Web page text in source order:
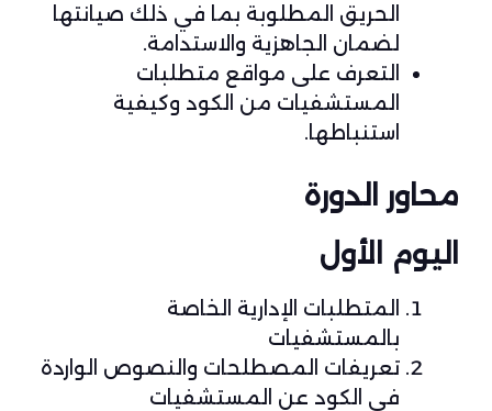
الحريق المطلوبة بما في ذلك صيانتها
لضمان الجاهزية والاستدامة.
التعرف على مواقع متطلبات
المستشفيات من الكود وكيفية
استنباطها.
محاور الدورة
اليوم الأول
المتطلبات الإدارية الخاصة
بالمستشفيات
تعريفات المصطلحات والنصوص الواردة
في الكود عن المستشفيات